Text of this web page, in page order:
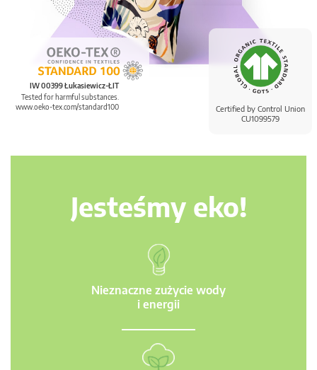
Certified by Control Union
CU1099579
IW 00399 Łukasiewicz-ŁIT
Tested for harmful substances.
www.oeko-tex.com/standard100
Jesteśmy eko!
Nieznaczne zużycie wody
i energii